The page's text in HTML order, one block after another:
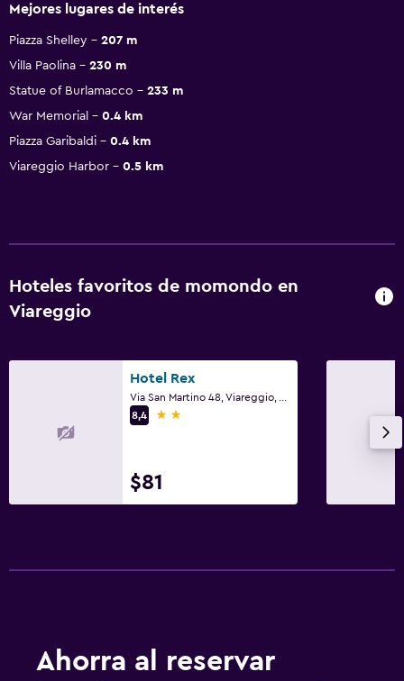
Mejores lugares de interés
Piazza Shelley
207 m
Villa Paolina
230 m
Statue of Burlamacco
233 m
War Memorial
0.4 km
Piazza Garibaldi
0.4 km
Viareggio Harbor
0.5 km
Hoteles favoritos de momondo en
Viareggio
Hotel Rex
8,4
2 estrellas
$81
Ahorra al reservar